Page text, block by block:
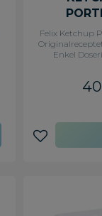
Felix Ketchup
Enkel
Lägg till i